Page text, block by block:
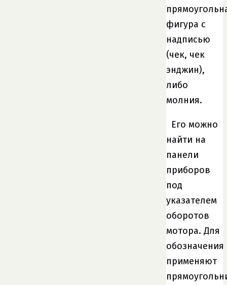
фигура с
надписью
(чек, чек
энджин),
либо
молния.
Его можно
найти на
панели
приборов
под
указателем
оборотов
мотора. Для
обозначения
применяют